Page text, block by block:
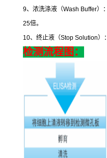
9、浓洗涤液（Wash Buffer）：
25倍。
10、终止液（Stop Solution）：
检测流程图：